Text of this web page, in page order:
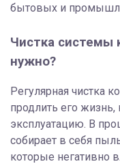
бытовых и
Чистка системы
нужно?
Регулярная чистка
продлить его жизнь,
эксплуатацию. В
собирает в себя
которые негативно